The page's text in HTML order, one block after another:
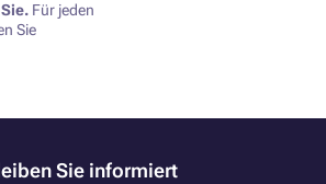
Für jeden
Sie
Sie informiert